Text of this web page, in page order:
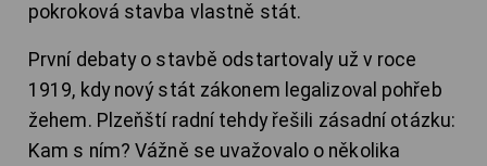
pokroková stavba vlastně stát.
První debaty o stavbě odstartovaly už v roce
1919, kdy nový stát zákonem legalizoval pohřeb
žehem. Plzeňští radní tehdy řešili zásadní otázku:
Kam s ním? Vážně se uvažovalo o několika